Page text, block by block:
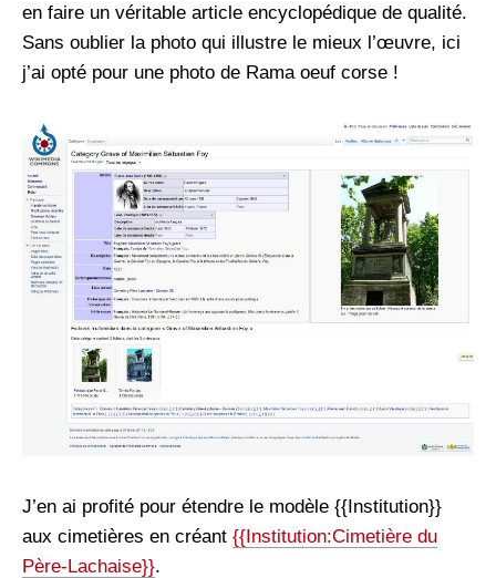
en faire un véritable article encyclopédique de qualité.
Sans oublier la photo qui illustre le mieux l’œuvre, ici
j’ai opté pour une photo de Rama oeuf corse !
J’en ai profité pour étendre le modèle {{Institution}}
aux cimetières en créant {{Institution:Cimetière du
Père-Lachaise}}.